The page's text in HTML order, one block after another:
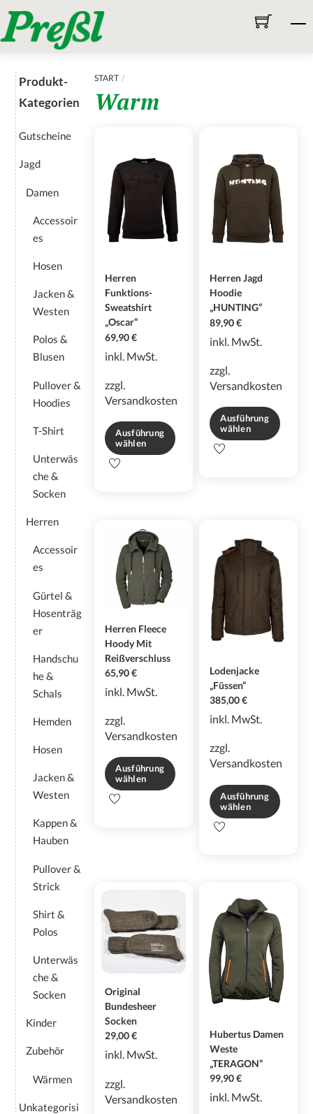
to
content
START
Warm
Herren
Funktions-
Sweatshirt
„Oscar“
69,90€
inkl. MwSt.
zzgl.
Versandkosten
Ausführung
wählen
Dieses
Die
Optionen
können
auf
Produktseite
gewählt
werden
Herren Jagd
Hoodie
„HUNTING“
89,90€
inkl. MwSt.
zzgl.
Versandkosten
Ausführung
wählen
Dieses
Optionen
können
auf
der
Produktseite
gewählt
Herren Fleece
Hoody Mit
Reißverschluss
65,90€
inkl. MwSt.
zzgl.
Versandkosten
Ausführung
wählen
Dieses
können
auf
der
werden
Lodenjacke
„Füssen“
385,00€
inkl. MwSt.
zzgl.
Versandkosten
Ausführung
wählen
Dieses
Die
Optionen
können
auf
der
Produktseite
Original
Bundesheer
Socken
29,00€
inkl. MwSt.
zzgl.
Versandkosten
Hubertus Damen
Weste
„TERAGON“
99,90€
inkl. MwSt.
Produkt-
Kategorien
Gutscheine
Jagd
Damen
Accessoir
es
Hosen
Jacken &
Westen
Polos &
Blusen
Pullover &
Hoodies
T-Shirt
Unterwäs
che &
Socken
Herren
Accessoir
es
Gürtel &
Hosenträg
er
Handschu
he &
Schals
Hemden
Hosen
Jacken &
Westen
Kappen &
Hauben
Pullover &
Strick
Shirt &
Polos
Unterwäs
che &
Socken
Kinder
Zubehör
Wärmen
Unkategorisi